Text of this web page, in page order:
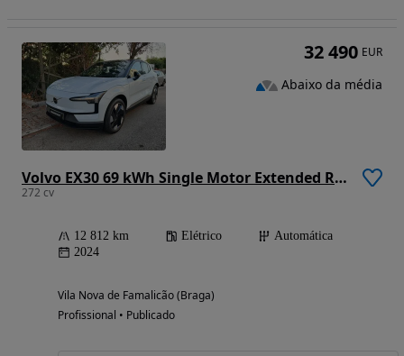
Volvo EX30 69 kWh Single Motor Extended Range Plus
272 cv
12 812 km Elétrico
Automática
2024
Vila Nova de Famalicão (Braga)
Profissional • Publicado
32 490 EUR
Abaixo da média